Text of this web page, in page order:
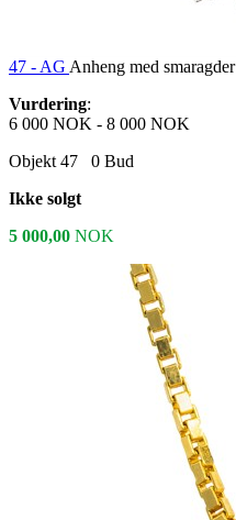
47 - AG Anheng med smaragder
Vurdering:
6 000 NOK - 8 000 NOK
Objekt 47
0 Bud
Ikke solgt
5 000,00 NOK